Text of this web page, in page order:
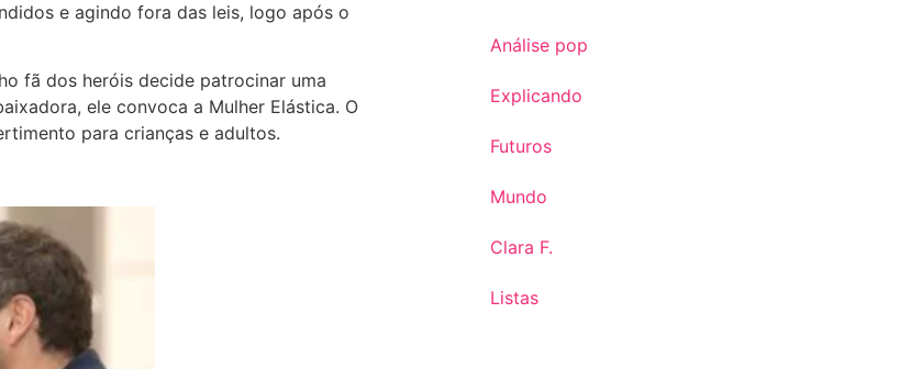
e agindo fora das leis, logo após o
fã dos heróis decide patrocinar uma
ele convoca a Mulher Elástica. O
para crianças e adultos.
Análise pop
Explicando
Futuros
Mundo
Clara F.
Listas